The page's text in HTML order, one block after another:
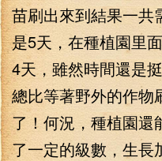
苗刷出來到結果一共
是5天，在種植園里
4天，雖然時間還是
總比等著野外的作物
了！何況，種植園還
了一定的級數，生長